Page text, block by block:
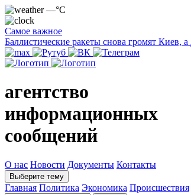
—°C
Самое важное
Баллистические ракеты снова громят Киев,
агентство
информационных
сообщений
О нас Новости Документы Контакты
Выберите тему
Главная Политика Экономика Происшествия